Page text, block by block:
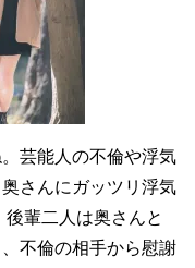
芸能人の不倫や浮気
さんにガッツリ浮気
輩二人は奥さんと
不倫の相手から慰謝